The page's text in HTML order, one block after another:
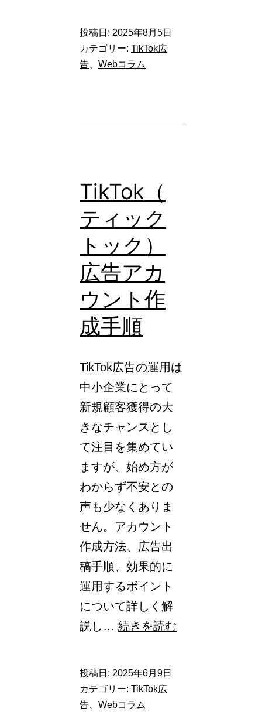
と
告
で
バ
告
プ
ラ
ッ
ト
フ
ォ
ー
ム
投稿日: 2025年8月5日
カテゴリー: TikTok広
告
Webコラム
TikTok（
ティック
トック）
広告アカ
ウント作
成手順
TikTok広告の運用は
中小企業にとって
新規顧客獲得の大
きなチャンスとし
て注目を集めてい
ますが、始め方が
わからず不安との
声も少なくありま
せん。アカウント
作成方法、広告出
稿手順、効果的に
運用するポイント
について詳しく解
説し… 続きを読む
投稿日: 2025年6月9日
カテゴリー: TikTok広
告
Webコラム